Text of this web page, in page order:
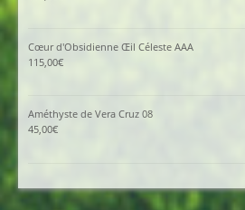
Cœur d'Obsidienne Œil Céleste AAA
115,00€
Améthyste de Vera Cruz 08
45,00€